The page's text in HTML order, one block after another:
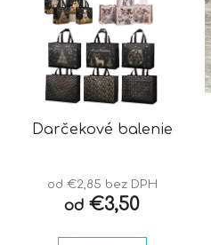
Darčekové balenie
od €2,85 bez DPH
od €3,50